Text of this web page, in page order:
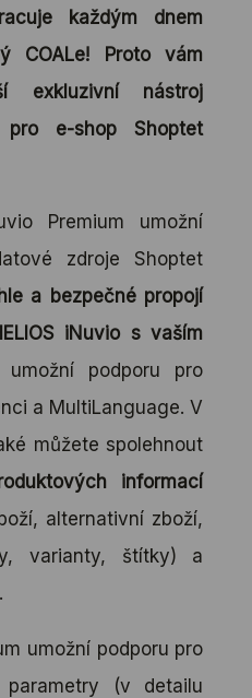
každým dnem
COALe! Proto vám
exkluzivní nástroj
e-shop Shoptet
Premium umožní
zdroje Shoptet
a bezpečné propojí
iNuvio s vaším
podporu pro
a MultiLanguage. V
můžete spolehnout
informací
alternativní zboží,
varianty, štítky) a
umožní podporu pro
(v detailu